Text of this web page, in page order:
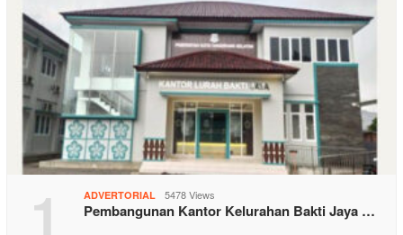
1 ADVERTORIAL 5478 Views
Pembangunan Kantor Kelurahan Bakti Jaya …